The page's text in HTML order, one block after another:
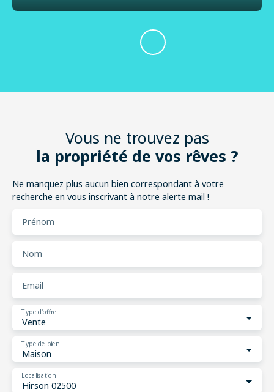
Vous ne trouvez pas
la propriété de vos rêves ?
Ne manquez plus aucun bien correspondant à votre
recherche en vous inscrivant à notre alerte mail !
Prénom
Nom
Email
Vente
Type d'offre
Maison
Type de bien
Hirson 02500
Localisation